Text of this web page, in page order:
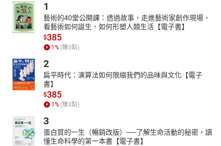
- 欢迎
- 问个人资料
- 问关于人或事
- 谈论现在的时间和日期
- 谈论事物位置
- 事物形容
- 谈论能力
- 谈论外表
- 谈论个性
1
藝術的40堂公開課：透過故事，走進藝術家創作現場，
看藝術如何誕生、如何形塑人類生活【電子書】
$385
1 % (賺3點)
2
扁平時代：演算法如何限縮我們的品味與文化【電子
書】
$385
1 % (賺3點)
3
蛋白質的一生（暢銷改版）──了解生命活動的秘密，讀
懂生命科學的第一本書【電子書】